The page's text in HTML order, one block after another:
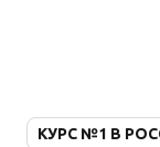
КУРС №1 В